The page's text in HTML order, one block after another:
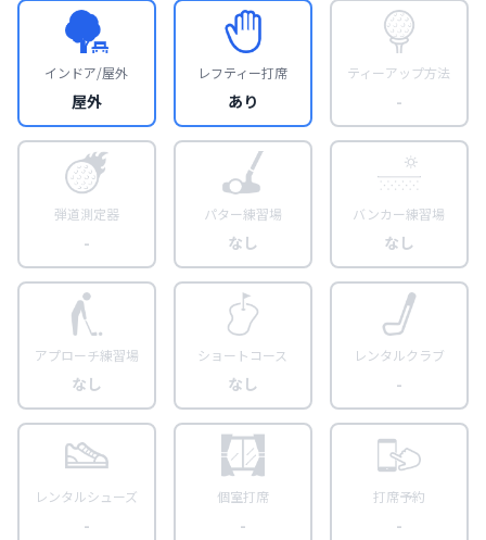
インドア/屋外
屋外
レフティー打席
あり
ティーアップ方法
-
弾道測定器
-
パター練習場
なし
バンカー練習場
なし
アプローチ練習場
なし
ショートコース
なし
レンタルクラブ
-
レンタルシューズ
-
個室打席
-
打席予約
-